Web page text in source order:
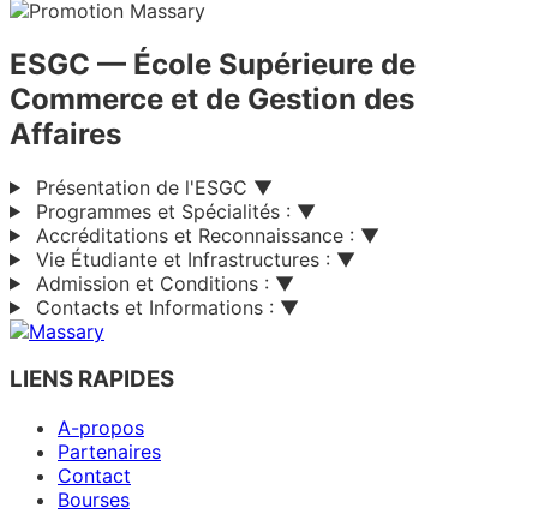
ESGC — École Supérieure de
Commerce et de Gestion des
Affaires
Présentation de l'ESGC ▼
Programmes et Spécialités : ▼
Accréditations et Reconnaissance : ▼
Vie Étudiante et Infrastructures : ▼
Admission et Conditions : ▼
Contacts et Informations : ▼
LIENS RAPIDES
A-propos
Partenaires
Contact
Bourses